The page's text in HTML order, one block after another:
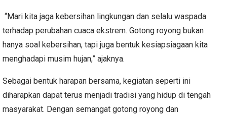
“Mari kita jaga kebersihan lingkungan dan selalu waspada
terhadap perubahan cuaca ekstrem. Gotong royong bukan
hanya soal kebersihan, tapi juga bentuk kesiapsiagaan kita
menghadapi musim hujan,” ajaknya.
Sebagai bentuk harapan bersama, kegiatan seperti ini
diharapkan dapat terus menjadi tradisi yang hidup di tengah
masyarakat. Dengan semangat gotong royong dan